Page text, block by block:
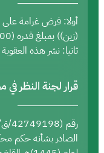
أولا: فرض غرامة على
(زين)) بمبلغ قدره (50,000) ريال سعودي.
ثانيا: نشر هذه العقوبة
قرار لجنة النظر